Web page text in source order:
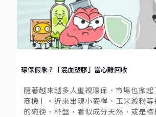
環保假象？「混血塑膠」當心難回收
隨著越來越多人重視環保，市場也掀起
商機」。近來出現小麥桿、玉米澱粉等
的碗筷、杯盤，看似成分天然，或是標